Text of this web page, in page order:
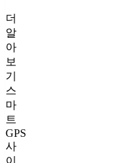
더
알
아
보
기
스
마
트
GPS
사
이